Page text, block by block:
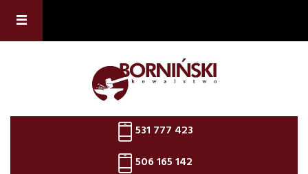
content
531 777 423
506 165 142